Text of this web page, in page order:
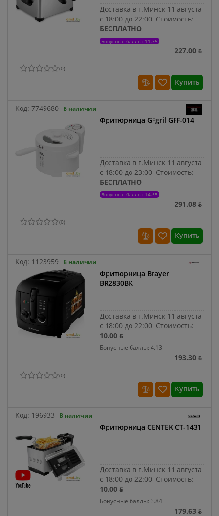
Доставка в г.Минск 11 августа
с 18:00 до 22:00. Стоимость:
БЕСПЛАТНО
Бонусные баллы: 11.35
227.00 ƃ
(0)
Купить
Код: 7749680 В наличии
Фритюрница GFgril GFF-014
Доставка в г.Минск 11 августа
с 18:00 до 23:00. Стоимость:
БЕСПЛАТНО
Бонусные баллы: 14.55
291.08 ƃ
(0)
Купить
Код: 1123959 В наличии
Фритюрница Brayer
BR2830BK
Доставка в г.Минск 11 августа
с 18:00 до 22:00. Стоимость:
10.00 ƃ
Бонусные баллы: 4.13
193.30 ƃ
(0)
Купить
Код: 196933 В наличии
Фритюрница CENTEK CT-1431
Доставка в г.Минск 11 августа
с 18:00 до 22:00. Стоимость:
10.00 ƃ
Бонусные баллы: 3.84
179.63 ƃ